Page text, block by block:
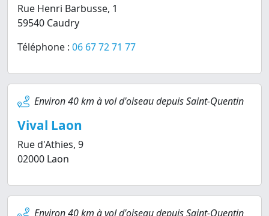
Rue Henri Barbusse, 1
59540 Caudry
Téléphone : 06 67 72 71 77
Environ 40 km à vol d'oiseau depuis Saint-Quentin
Vival Laon
Rue d'Athies, 9
02000 Laon
Environ 40 km à vol d'oiseau depuis Saint-Quentin